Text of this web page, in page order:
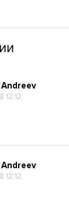
12:12
12:12